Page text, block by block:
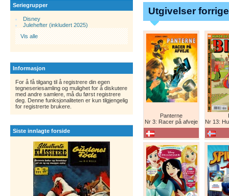
Seriegrupper
Disney
Julehefter (inkludert 2025)
Vis alle
Informasjon
For å få tilgang til å registrere din egen
tegneseriesamling og mulighet for å diskutere
med andre samlere, må du først registrere
deg. Denne funksjonaliteten er kun tilgjengelig
for registrerte brukere.
Siste innlagte forside
Utgivelser
Panterne
Nr 3: Racer på afveje
Nr 13: Humor